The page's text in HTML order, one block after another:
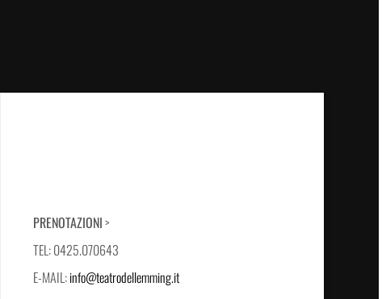
PRENOTAZIONI>
TEL: 0425.070643
E-MAIL:info@teatrodellemming.it